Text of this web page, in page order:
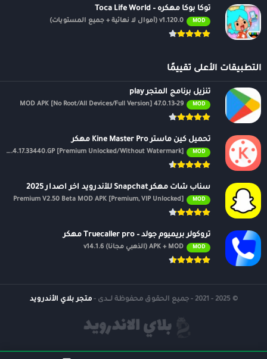
توكا بوكا مهكره – Toca Life World
MOD v1.120.0 (أموال لا نهائية + جميع المستويات)
التطبيقات الأعلى تقييمًا
تنزيل برنامج المتجر play
MOD
47.0.13-29 MOD APK [No Root/All Devices/Full Version]
تحميل كين ماستر Kine Master Pro مهكر
MOD
APK v7.4.17.33440.GP [Premium Unlocked/Without Watermark]
سناب شات مهكر Snapchat للأندرويد اخر اصدار 2025
MOD
Premium V2.50 Beta MOD APK [Premium, VIP Unlocked]
تروكولر بريميوم جولد – Truecaller pro مهكر
MOD APK + MOD (الذهبي مجانًا) v14.1.6
© 2025 - 2021 - جميع الحقوق محفوظة لــدى - متجر بلاي الأندرويد